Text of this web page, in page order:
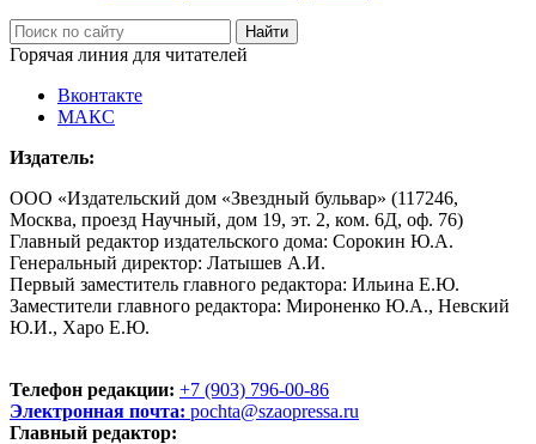
Горячая линия для читателей
Вконтакте
МАКС
Издатель:
ООО «Издательский дом «Звездный бульвар» (117246,
Москва, проезд Научный, дом 19, эт. 2, ком. 6Д, оф. 76)
Главный редактор издательского дома: Сорокин Ю.А.
Генеральный директор: Латышев А.И.
Первый заместитель главного редактора: Ильина Е.Ю.
Заместители главного редактора: Мироненко Ю.А., Невский
Ю.И., Харо Е.Ю.
Телефон редакции: +7 (903) 796-00-86
Электронная почта: pochta@szaopressa.ru
Главный редактор: